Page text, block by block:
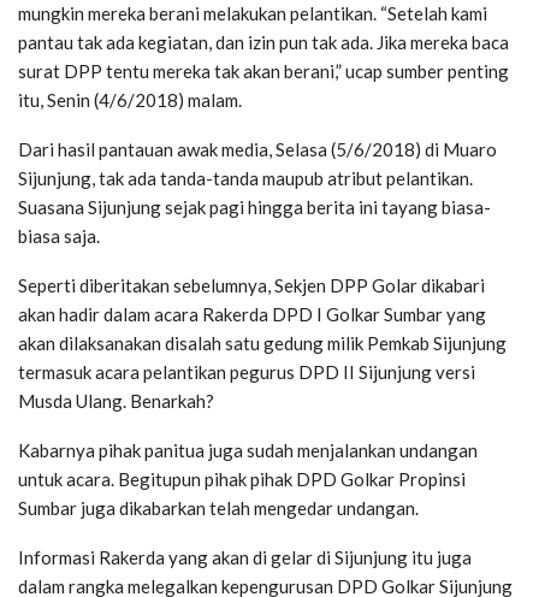
mungkin mereka berani melakukan pelantikan. “Setelah kami
pantau tak ada kegiatan, dan izin pun tak ada. Jika mereka baca
surat DPP tentu mereka tak akan berani,” ucap sumber penting
itu, Senin (4/6/2018) malam.
Dari hasil pantauan awak media, Selasa (5/6/2018) di Muaro
Sijunjung, tak ada tanda-tanda maupub atribut pelantikan.
Suasana Sijunjung sejak pagi hingga berita ini tayang biasa-
biasa saja.
Seperti diberitakan sebelumnya, Sekjen DPP Golar dikabari
akan hadir dalam acara Rakerda DPD I Golkar Sumbar yang
akan dilaksanakan disalah satu gedung milik Pemkab Sijunjung
termasuk acara pelantikan pegurus DPD II Sijunjung versi
Musda Ulang. Benarkah?
Kabarnya pihak panitua juga sudah menjalankan undangan
untuk acara. Begitupun pihak pihak DPD Golkar Propinsi
Sumbar juga dikabarkan telah mengedar undangan.
Informasi Rakerda yang akan di gelar di Sijunjung itu juga
dalam rangka melegalkan kepengurusan DPD Golkar Sijunjung